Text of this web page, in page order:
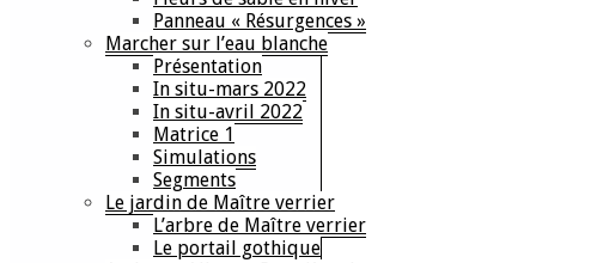
Panneau « Résurgences »
Marcher sur l’eau blanche
Présentation
In situ-mars 2022
In situ-avril 2022
Matrice 1
Simulations
Segments
Le jardin de Maître verrier
L’arbre de Maître verrier
Le portail gothique